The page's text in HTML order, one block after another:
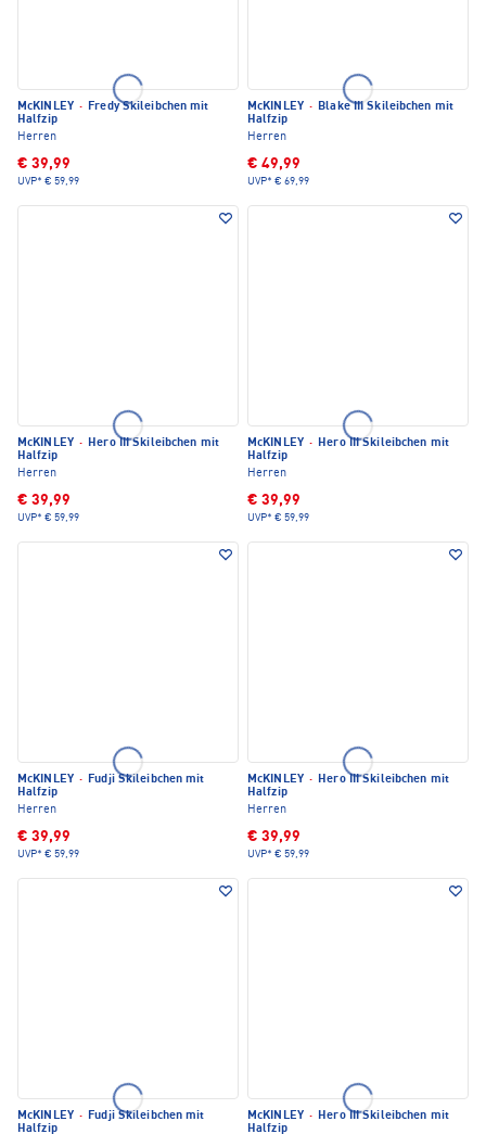
McKINLEY · Fredy Skileibchen mit
Halfzip
Herren
€ 39,99
UVP* € 59,99
McKINLEY · Blake III Skileibchen mit
Halfzip
Herren
€ 49,99
UVP* € 69,99
McKINLEY · Hero III Skileibchen mit
Halfzip
Herren
€ 39,99
UVP* € 59,99
McKINLEY · Hero III Skileibchen mit
Halfzip
Herren
€ 39,99
UVP* € 59,99
McKINLEY · Fudji Skileibchen mit
Halfzip
Herren
€ 39,99
UVP* € 59,99
McKINLEY · Hero III Skileibchen mit
Halfzip
Herren
€ 39,99
UVP* € 59,99
McKINLEY · Fudji Skileibchen mit
Halfzip
McKINLEY · Hero III Skileibchen mit
Halfzip